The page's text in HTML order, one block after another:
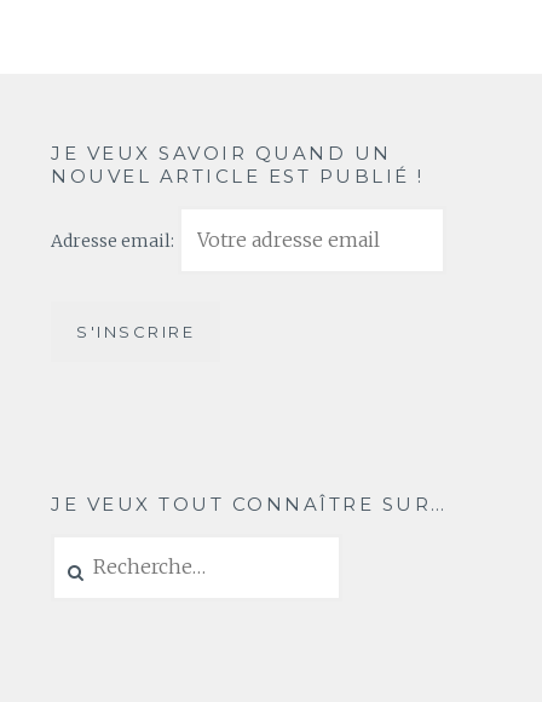
JE VEUX SAVOIR QUAND UN
NOUVEL ARTICLE EST PUBLIÉ !
Adresse email:
JE VEUX TOUT CONNAÎTRE SUR…